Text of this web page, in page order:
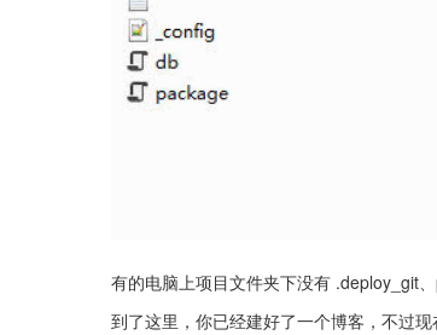
有的电脑上项目文件夹下没有 .deploy_git、
到了这里，你已经建好了一个博客，不过